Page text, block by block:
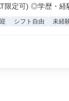
限定可) ◎学歴・経
シフト自由 未経